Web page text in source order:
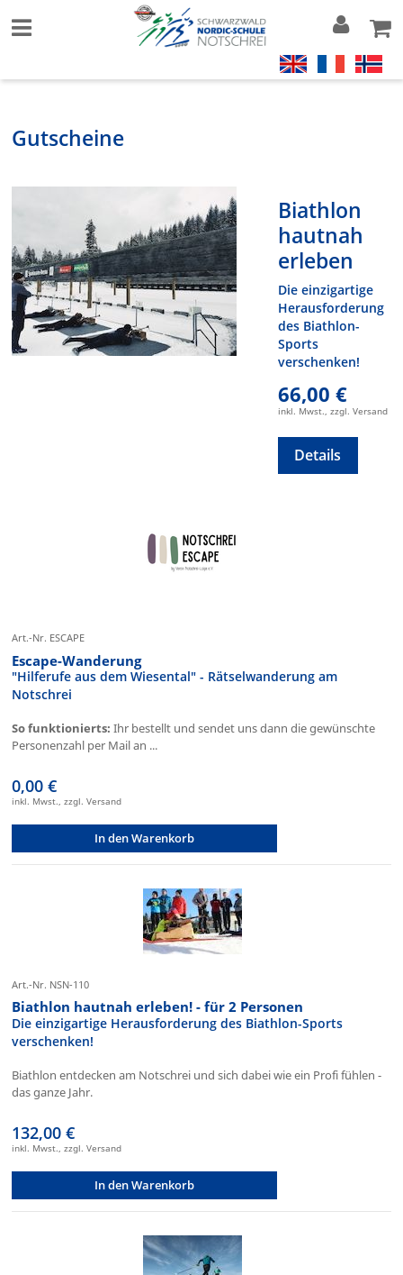
Gutscheine
Biathlon
hautnah
erleben
Die einzigartige
Herausforderung
des Biathlon-
Sports
verschenken!
66,00 €
inkl. Mwst., zzgl. Versand
Details
Art.-Nr. ESCAPE
Escape-Wanderung
"Hilferufe aus dem Wiesental" - Rätselwanderung am
Notschrei
So funktionierts: Ihr bestellt und sendet uns dann die gewünschte
Personenzahl per Mail an ...
0,00 €
inkl. Mwst., zzgl. Versand
In den Warenkorb
Art.-Nr. NSN-110
Biathlon hautnah erleben! - für 2 Personen
Die einzigartige Herausforderung des Biathlon-Sports
verschenken!
Biathlon entdecken am Notschrei und sich dabei wie ein Profi fühlen -
das ganze Jahr.
132,00 €
inkl. Mwst., zzgl. Versand
In den Warenkorb